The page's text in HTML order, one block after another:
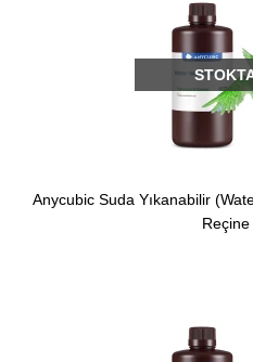
Anycubic Suda Yıkanabilir
Reçine